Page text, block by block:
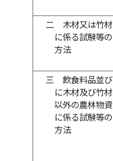
二
木材又は竹材
に係る試験等の
方法
三
飲食料品並び
に木材及び竹材
以外の農林物資
に係る試験等の
方法